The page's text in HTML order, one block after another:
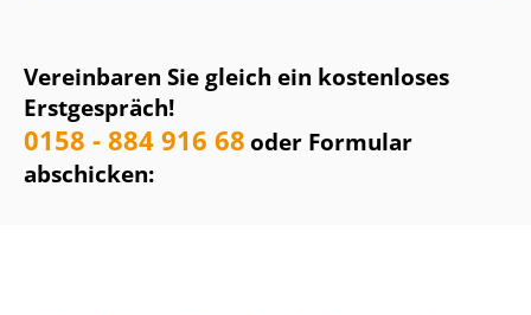
Vereinbaren Sie gleich ein kostenloses
Erstgespräch!
0158 - 884 916 68oder Formular
abschicken: